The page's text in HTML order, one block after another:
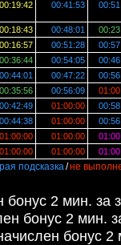
00:19:42 00:41:53
00:18:43 00:48:01
00:16:57 00:51:28
00:36:44 00:54:05
00:44:01 00:47:22
00:35:56 00:56:09
00:42:49 01:00:00
00:44:38 01:00:00
01:00:00 01:00:00
01:00:00 01:00:00
подсказка/не
2 мин. за
бонус 2 мин.
бонус 2